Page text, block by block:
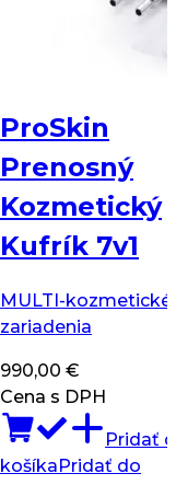
ProSkin
Prenosný
Kozmetický
Kufrík 7v1
MULTI-kozmetické
zariadenia
990,00 €
Cena s DPH
Pridať
košíkaPridať do